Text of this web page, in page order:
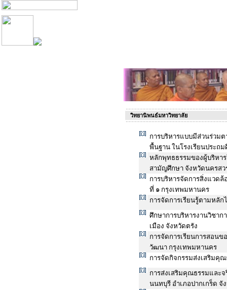
วิทยานิพนธ์มหาวิทยาลัย
การบริหารแบบมีส่วนร่วม
พื้นฐาน ในโรงเรียนประถ
หลักพุทธธรรมของผู้บริหา
สามัญศึกษา จังหวัดนครสว
การบริหารจัดการสิ่งแวด
ที่ ๑ กรุงเทพมหานคร
การจัดการเรียนรู้ตามหลัก
ศึกษาการบริหารงานวิชาก
เมือง จังหวัดตรัง
การจัดการเรียนการสอน
วัฒนา กรุงเทพมหานคร
การจัดกิจกรรมส่งเสริมคุณ
การส่งเสริมคุณธรรมและ
นนทบุรี อำเภอปากเกร็ด จั